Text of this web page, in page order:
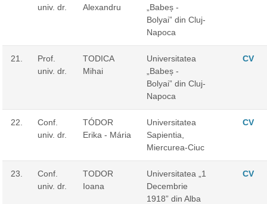
univ. dr.
Alexandru
„Babeș -
Bolyai” din Cluj-
Napoca
21.
Prof.
univ. dr.
TODICA
Mihai
Universitatea
„Babeș -
Bolyai” din Cluj-
Napoca
CV
22.
Conf.
univ. dr.
TÓDOR
Erika - Mária
Universitatea
Sapientia,
Miercurea-Ciuc
CV
23.
Conf.
univ. dr.
TODOR
Ioana
Universitatea „1
Decembrie
1918” din Alba
CV